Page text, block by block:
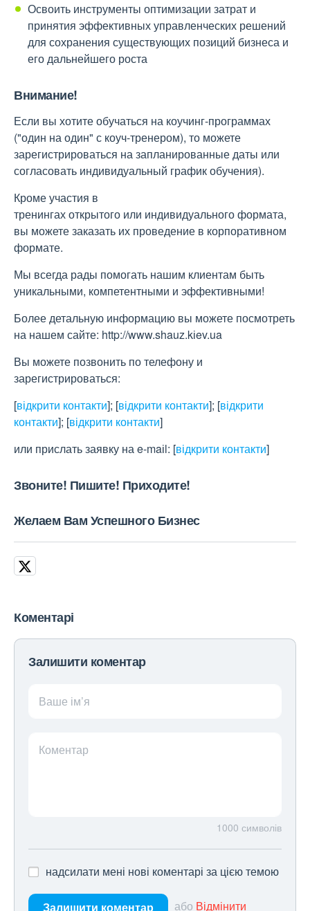
Освоить инструменты оптимизации затрат и
принятия эффективных управленческих решений
для сохранения существующих позиций бизнеса и
его дальнейшего роста
Внимание!
Если вы хотите обучаться на коучинг-программах
("один на один" с коуч-тренером), то можете
зарегистрироваться на запланированные даты или
согласовать индивидуальный график обучения).
Кроме участия в
тренингах открытого или индивидуального формата,
вы можете заказать их проведение в корпоративном
формате.
Мы всегда рады помогать нашим клиентам быть
уникальными, компетентными и эффективными!
Более детальную информацию вы можете посмотреть
на нашем сайте: http://www.shauz.kіev.ua
Вы можете позвонить по телефону и
зарегистрироваться:
[відкрити контакти]; [відкрити контакти]; [відкрити
контакти]; [відкрити контакти]
или прислать заявку на e-maіl: [відкрити контакти]
Звоните! Пишите! Приходите!
Желаем Вам Успешного Бизнес
Коментарі
Залишити коментар
Ваше ім’я
Коментар
1000 символів
надсилати мені нові коментарі за цією темою
Залишити коментар або Відмінити